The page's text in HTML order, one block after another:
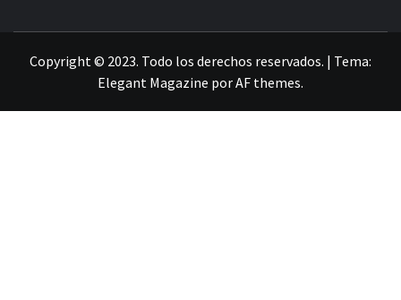
Copyright © 2023. Todo los derechos reservados. | Tema:
Elegant Magazine porAF themes.